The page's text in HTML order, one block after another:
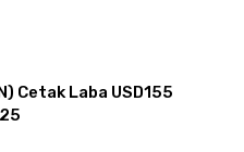
Cetak Laba USD155